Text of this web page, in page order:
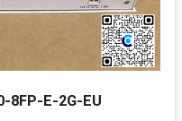
8FP-E-2G-EU